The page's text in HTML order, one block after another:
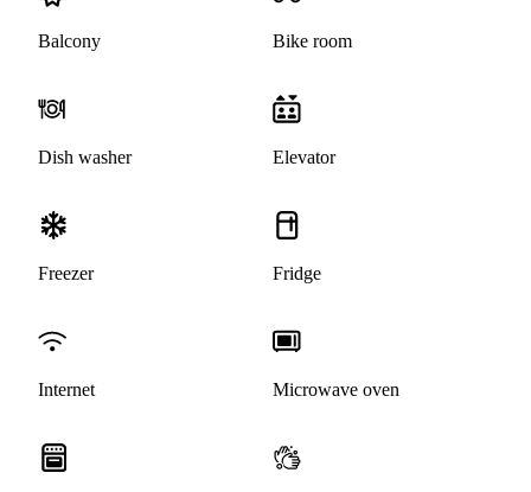
Balcony Bike room
Dish washer Elevator
Freezer Fridge
Internet Microwave oven